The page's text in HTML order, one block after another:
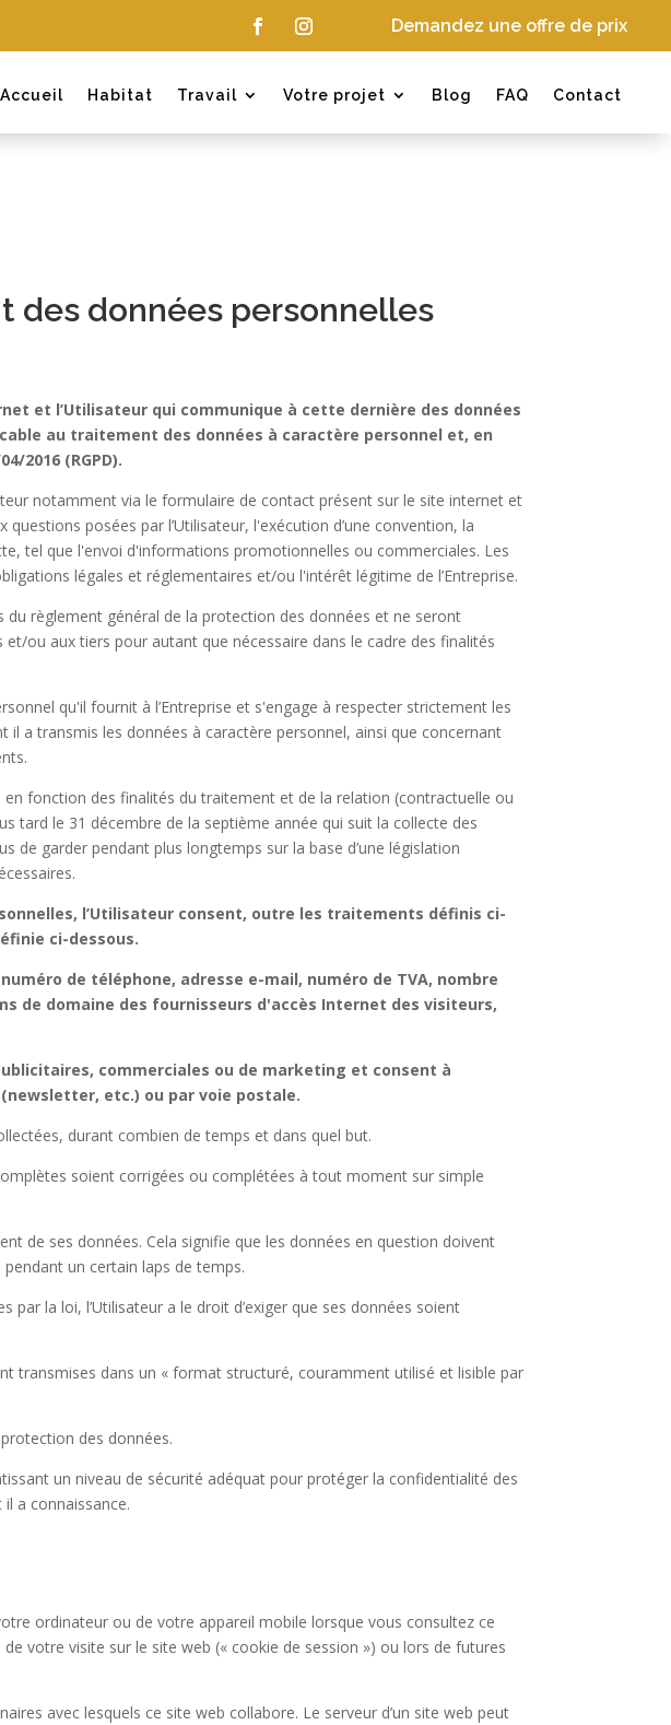
Demandez une offre de prix
Accueil Habitat Travail Votre projet Blog FAQ Contact
des données personnelles
et l’Utilisateur qui communique à cette dernière des données
au traitement des données à caractère personnel et, en
2016 (RGPD).
notamment via le formulaire de contact présent sur le site internet et
posées par l’Utilisateur, l'exécution d’une convention, la
tel que l'envoi d'informations promotionnelles ou commerciales. Les
légales et réglementaires et/ou l'intérêt légitime de l’Entreprise.
règlement général de la protection des données et ne seront
ou aux tiers pour autant que nécessaire dans le cadre des finalités
qu'il fournit à l’Entreprise et s'engage à respecter strictement les
a transmis les données à caractère personnel, ainsi que concernant
fonction des finalités du traitement et de la relation (contractuelle ou
tard le 31 décembre de la septième année qui suit la collecte des
de garder pendant plus longtemps sur la base d’une législation
l’Utilisateur consent, outre les traitements définis ci-
ci-dessous.
de téléphone, adresse e-mail, numéro de TVA, nombre
de domaine des fournisseurs d'accès Internet des visiteurs,
commerciales ou de marketing et consent à
etc.) ou par voie postale.
durant combien de temps et dans quel but.
soient corrigées ou complétées à tout moment sur simple
de ses données. Cela signifie que les données en question doivent
un certain laps de temps.
par la loi, l’Utilisateur a le droit d’exiger que ses données soient
transmises dans un « format structuré, couramment utilisé et lisible par
des données.
un niveau de sécurité adéquat pour protéger la confidentialité des
a connaissance.
ordinateur ou de votre appareil mobile lorsque vous consultez ce
votre visite sur le site web (« cookie de session ») ou lors de futures
avec lesquels ce site web collabore. Le serveur d’un site web peut